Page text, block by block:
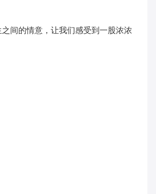
间的情意，让我们感受到一股浓浓